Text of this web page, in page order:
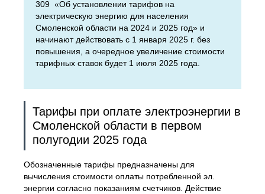
309 «Об установлении тарифов на
электрическую энергию для населения
Смоленской области на 2024 и 2025 год» и
начинают действовать с 1 января 2025 г. без
повышения, а очередное увеличение стоимости
тарифных ставок будет 1 июля 2025 года.
Тарифы при оплате электроэнергии в
Смоленской области в первом
полугодии 2025 года
Обозначенные тарифы предназначены для
вычисления стоимости оплаты потребленной эл.
энергии согласно показаниям счетчиков. Действие